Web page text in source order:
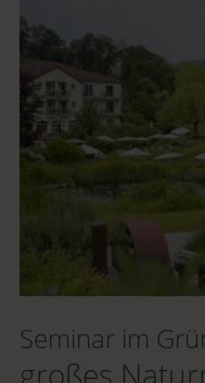
Seminar im
großes